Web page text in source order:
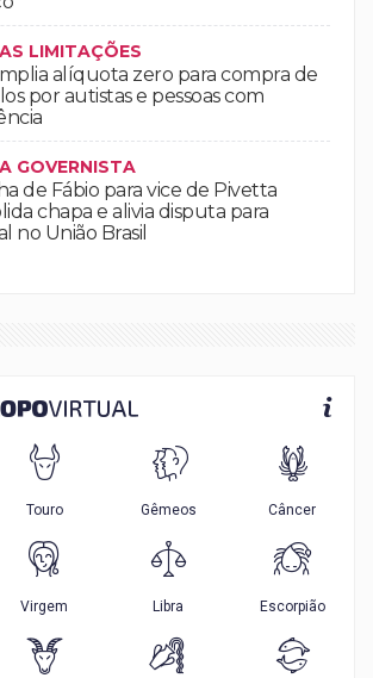
LIMITAÇÕES
alíquota zero para compra de
por autistas e pessoas com
GOVERNISTA
de Fábio para vice de Pivetta
chapa e alivia disputa para
no União Brasil